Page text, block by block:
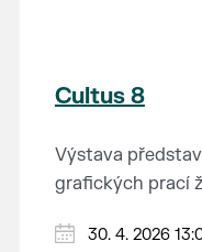
Cultus 8
Výstava
grafických prací
30. 4. 2026